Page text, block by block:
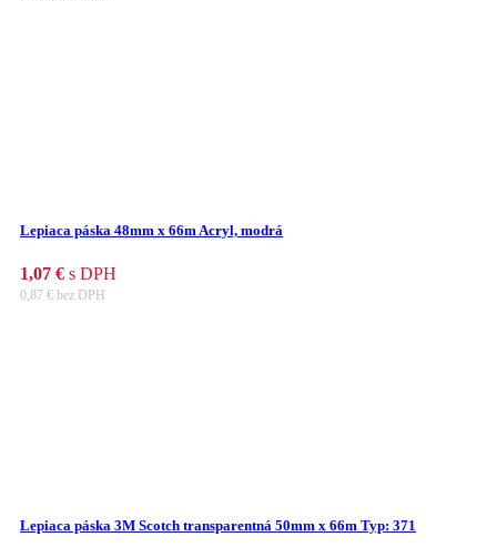
Lepiaca páska 48mm x 66m Acryl, modrá
1,07 € s DPH
0,87 € bez DPH
Lepiaca páska 3M Scotch transparentná 50mm x 66m Typ: 371